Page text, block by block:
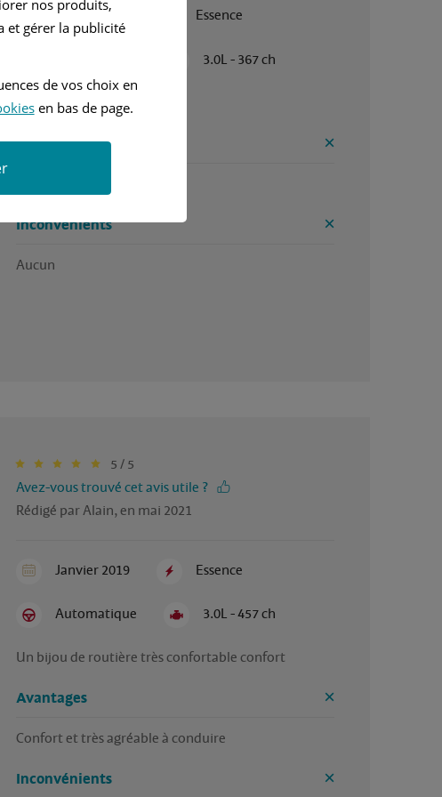
Janvier 2018 Essence
3.0L - 367 ch
Ras c est parfait
Avantages
Inconvénients
Aucun
5 / 5
Avez-vous trouvé cet avis utile ?
Rédigé par Alain, en mai 2021
Janvier 2019 Essence
Automatique 3.0L - 457 ch
Un bijou de routière très confortable confort
Avantages
Confort et très agréable à conduire
Inconvénients
nos produits,
et gérer la publicité
de vos choix en
en bas de page.